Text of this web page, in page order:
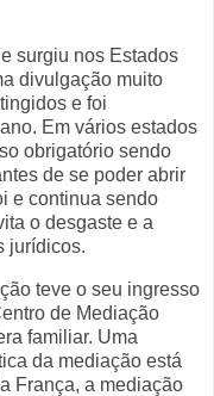
surgiu nos Estados
divulgação muito
e foi
Em vários estados
obrigatório sendo
de se poder abrir
e continua sendo
o desgaste e a
jurídicos.
teve o seu ingresso
de Mediação
familiar. Uma
da mediação está
França, a mediação